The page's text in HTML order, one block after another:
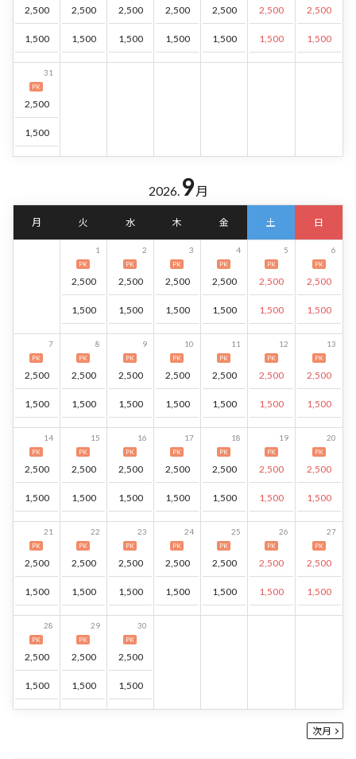
2,500
1,500
2,500
1,500
2,500
1,500
2,500
1,500
2,500
1,500
2,500
1,500
2,500
1,500
31
PK
2,500
1,500
次月
2026. 9 月
月 火 水 木 金 土 日
1
PK
2,500
1,500
2
PK
2,500
1,500
3
PK
2,500
1,500
4
PK
2,500
1,500
5
PK
2,500
1,500
6
PK
2,500
1,500
7
PK
2,500
1,500
8
PK
2,500
1,500
9
PK
2,500
1,500
10
PK
2,500
1,500
11
PK
2,500
1,500
12
PK
2,500
1,500
13
PK
2,500
1,500
14
PK
2,500
1,500
15
PK
2,500
1,500
16
PK
2,500
1,500
17
PK
2,500
1,500
18
PK
2,500
1,500
19
PK
2,500
1,500
20
PK
2,500
1,500
21
PK
2,500
1,500
22
PK
2,500
1,500
23
PK
2,500
1,500
24
PK
2,500
1,500
25
PK
2,500
1,500
26
PK
2,500
1,500
27
PK
2,500
1,500
28
PK
2,500
1,500
29
PK
2,500
1,500
30
PK
2,500
1,500